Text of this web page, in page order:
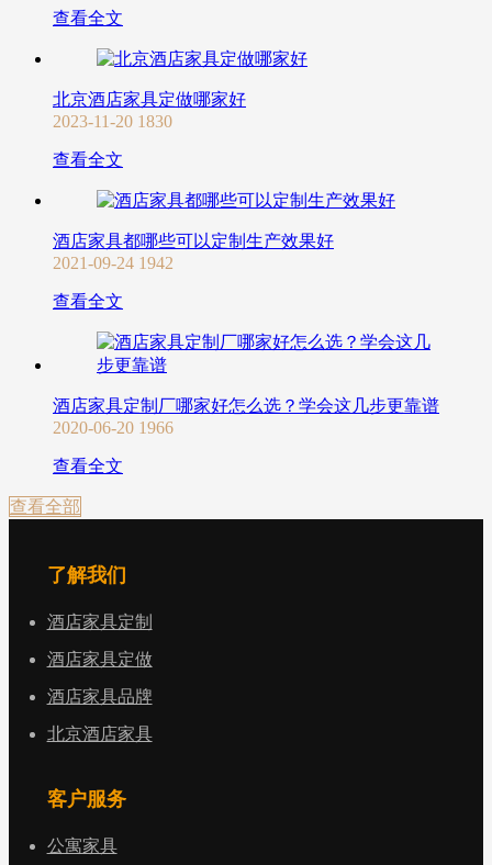
查看全文
北京酒店家具定做哪家好
2023-11-20 1830
查看全文
酒店家具都哪些可以定制生产效果好
2021-09-24 1942
查看全文
酒店家具定制厂哪家好怎么选？学会这几步更靠谱
2020-06-20 1966
查看全文
查看全部
了解我们
酒店家具定制
酒店家具定做
酒店家具品牌
北京酒店家具
客户服务
公寓家具